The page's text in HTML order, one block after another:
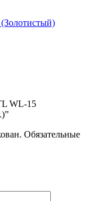
WL-15
Обязательные